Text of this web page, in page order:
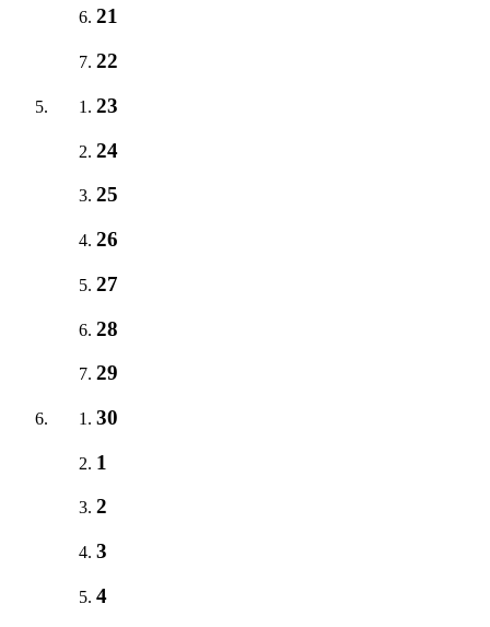
21
22
23
24
25
26
27
28
29
30
1
2
3
4